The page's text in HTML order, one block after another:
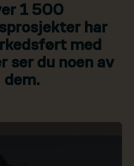
1 500
har
med
ser du noen av
dem.